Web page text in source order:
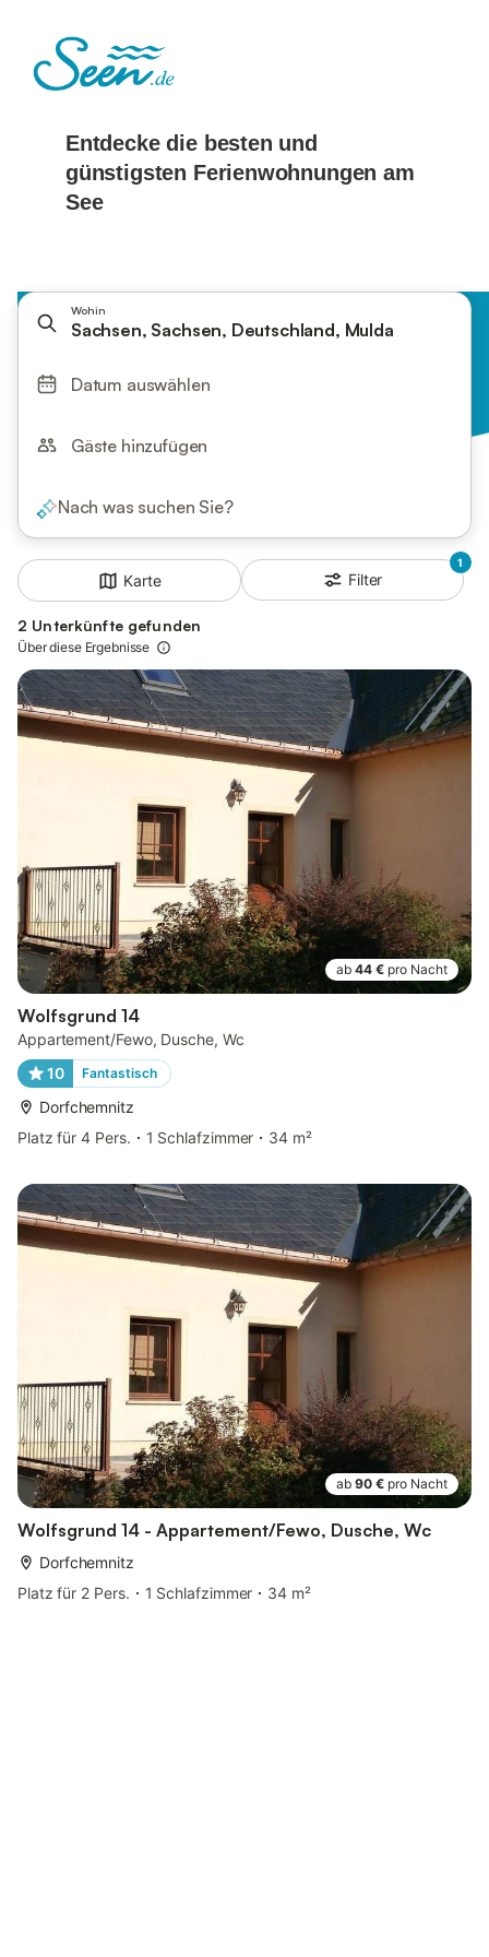
Wohin
Sachsen, Sachsen, Deutschland, Mulda
Datum auswählen
Gäste hinzufügen
Nach was suchen Sie?
Karte
1
Filter
2 Unterkünfte gefunden
Über diese Ergebnisse
ab 44 € pro Nacht
Wolfsgrund 14
Appartement/Fewo, Dusche, Wc
10
Fantastisch
Dorfchemnitz
Platz für 4 Pers.
1 Schlafzimmer 34 m²
ab 90 € pro Nacht
Wolfsgrund 14 - Appartement/Fewo, Dusche, Wc
Dorfchemnitz
Platz für 2 Pers.
1 Schlafzimmer 34 m²